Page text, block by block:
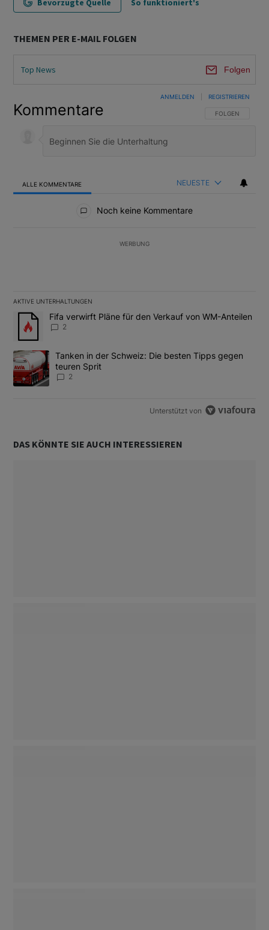
Bevorzugte Quelle So funktioniert's
THEMEN PER E-MAIL FOLGEN
Top News Folgen
Kommentare FOLGE DIESER
FOLGEN
ANMELDEN REGISTRIEREN
ALLE KOMMENTARE NEUESTE
Noch keine Kommentare
WERBUNG
AKTIVE UNTERHALTUNGEN
Das Folgende ist eine Liste der am meisten kommentierten
Ein Trendartikel mit dem Titel "Fifa verwirft Pläne für den
Fifa verwirft Pläne für den Verkauf von WM-Anteilen
2
Ein Trendartikel mit dem Titel "Tanken in der Schweiz: Die
Tanken in der Schweiz: Die besten Tipps gegen
teuren Sprit
2
Unterstützt von
DAS KÖNNTE SIE AUCH INTERESSIEREN